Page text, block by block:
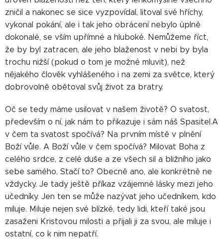
zničil a nakonec se sice vyzpovídal, litoval své hříchy,
vykonal pokání, ale i tak jeho obrácení nebylo úplně
dokonalé, se vším upřímné a hluboké. Nemůžeme říct,
že by byl zatracen, ale jeho blaženost v nebi by byla
trochu nižší (pokud o tom je možné mluvit), než
nějakého člověk vyhlášeného i na zemi za světce, který
dobrovolně obětoval svůj život za bratry.
Oč se tedy máme usilovat v našem životě? O svatost,
především o ní, jak nám to přikazuje i sám náš Spasitel.A
v čem ta svatost spočívá? Na prvním místě v plnění
Boží vůle. A Boží vůle v čem spočívá? Milovat Boha z
celého srdce, z celé duše a ze všech sil a bližního jako
sebe samého. Stačí to? Obecně ano, ale konkrétně ne
vždycky. Je tady ještě příkaz vzájemné lásky mezi jeho
učedníky. Jen ten se může nazývat jeho učedníkem, kdo
miluje. Miluje nejen své blízké, tedy lidi, kteří také jsou
zasaženi Kristovou milosti a přijali ji za svou, ale miluje i
ostatní, co k nim nepatří.